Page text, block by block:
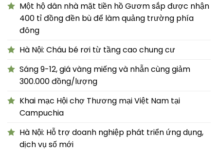
Một hộ dân nhà mặt tiền hồ Gươm sắp được nhận
400 tỉ đồng đền bù để làm quảng trường phía
đông
Hà Nội: Cháu bé rơi từ tầng cao chung cư
Sáng 9-12, giá vàng miếng và nhẫn cùng giảm
300.000 đồng/lượng
Khai mạc Hội chợ Thương mại Việt Nam tại
Campuchia
Hà Nội: Hỗ trợ doanh nghiệp phát triển ứng dụng,
dịch vụ số mới